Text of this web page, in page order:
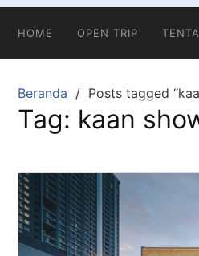
HOME OPEN TRIP
Beranda Posts tagged
Tag: kaan